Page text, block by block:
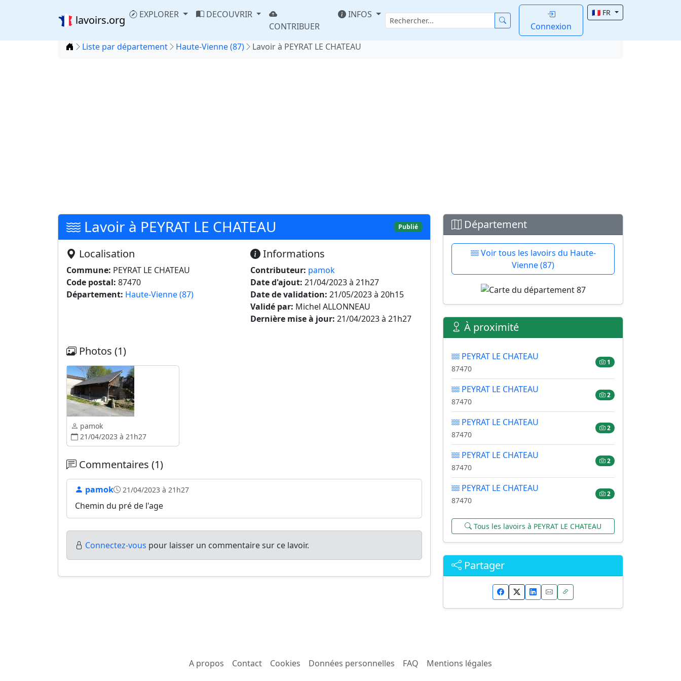
lavoirs.org EXPLORER
DECOUVRIR
CONTRIBUER
INFOS
Connexion
🇫🇷 FR
Accueil
Liste par département Haute-Vienne (87) Lavoir à PEYRAT LE CHATEAU
Lavoir à PEYRAT LE CHATEAU Publié
Localisation
Commune: PEYRAT LE CHATEAU
Code postal: 87470
Département: Haute-Vienne (87)
Informations
Contributeur: pamok
Date d'ajout: 21/04/2023 à 21h27
Date de validation: 21/05/2023 à 20h15
Validé par: Michel ALLONNEAU
Dernière mise à jour: 21/04/2023 à 21h27
Photos (1)
pamok
21/04/2023 à 21h27
Commentaires (1)
pamok 21/04/2023 à 21h27
Chemin du pré de l'age
Connectez-vous pour laisser un commentaire sur ce lavoir.
Département
Voir tous les lavoirs du Haute-
Vienne (87)
À proximité
PEYRAT LE CHATEAU
87470
1
PEYRAT LE CHATEAU
87470
2
PEYRAT LE CHATEAU
87470
2
PEYRAT LE CHATEAU
87470
2
PEYRAT LE CHATEAU
87470
2
Tous les lavoirs à PEYRAT LE CHATEAU
Partager
A propos Contact Cookies Données personnelles FAQ Mentions légales